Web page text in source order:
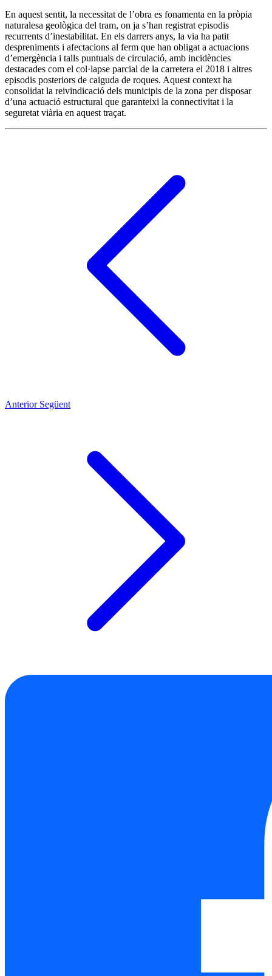
En aquest sentit, la necessitat de l’obra es fonamenta en la pròpia
naturalesa geològica del tram, on ja s’han registrat episodis
recurrents d’inestabilitat. En els darrers anys, la via ha patit
despreniments i afectacions al ferm que han obligat a actuacions
d’emergència i talls puntuals de circulació, amb incidències
destacades com el col·lapse parcial de la carretera el 2018 i altres
episodis posteriors de caiguda de roques. Aquest context ha
consolidat la reivindicació dels municipis de la zona per disposar
d’una actuació estructural que garanteixi la connectivitat i la
seguretat viària en aquest traçat.
Anterior Següent